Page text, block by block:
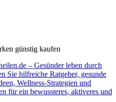
günstig kaufen
– Gesünder leben durch
Sie hilfreiche Ratgeber, gesunde
Wellness-Strategien und
für ein bewussteres, aktiveres und